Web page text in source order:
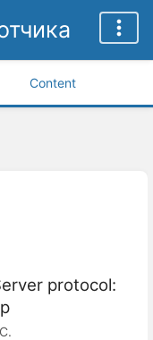
Content
protocol: